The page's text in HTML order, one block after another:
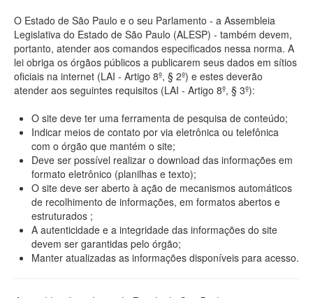
O Estado de São Paulo e o seu Parlamento - a Assembleia
Legislativa do Estado de São Paulo (ALESP) - também devem,
portanto, atender aos comandos especificados nessa norma. A
lei obriga os órgãos públicos a publicarem seus dados em sítios
oficiais na internet (LAI - Artigo 8º, § 2º) e estes deverão
atender aos seguintes requisitos (LAI - Artigo 8º, § 3º):
O site deve ter uma ferramenta de pesquisa de conteúdo;
Indicar meios de contato por via eletrônica ou telefônica
com o órgão que mantém o site;
Deve ser possível realizar o download das informações em
formato eletrônico (planilhas e texto);
O site deve ser aberto à ação de mecanismos automáticos
de recolhimento de informações, em formatos abertos e
estruturados ;
A autenticidade e a integridade das informações do site
devem ser garantidas pelo órgão;
Manter atualizadas as informações disponíveis para acesso.